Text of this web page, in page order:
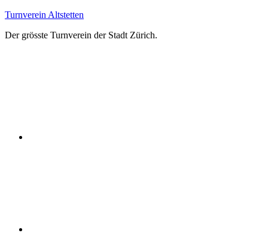
Zum
springen
Turnverein Altstetten
Der grösste Turnverein der Stadt Zürich.